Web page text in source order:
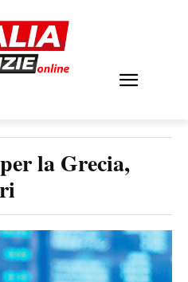
la Grecia,